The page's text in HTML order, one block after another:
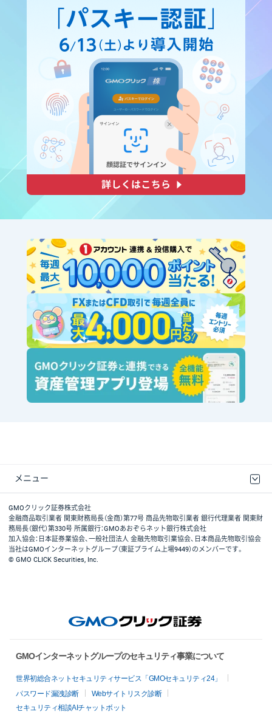
メニュー
取引規程・約款
最良執行方針
ディスクレイマー
リスク説明
GMOクリック証券ホームページ
GMOクリック証券株式会社
金融商品取引業者 関東財務局長（金商）第77号 商品先物取引業者 銀行代理業者 関東財
務局長（銀代）第330号 所属銀行：GMOあおぞらネット銀行株式会社
加入協会：日本証券業協会、一般社団法人 金融先物取引業協会、日本商品先物取引協会
当社はGMOインターネットグループ（東証プライム上場9449）のメンバーです。
© GMO CLICK Securities, Inc.
GMOインターネットグループのセキュリティ事業について
世界初総合ネットセキュリティサービス「GMOセキュリティ24」
パスワード漏洩診断
Webサイトリスク診断
セキュリティ相談AIチャットボット